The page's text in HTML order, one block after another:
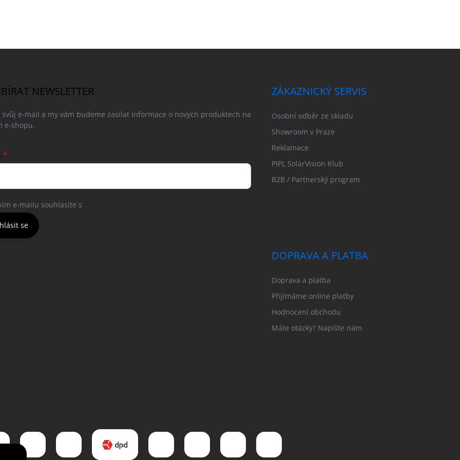
NEWSLETTER
svůj e-mail a my vám budeme zasílat informace o nových produktech na
e-shopu.
e-mailu souhlasíte s
se
ZÁKAZNICKÝ SERVIS
Osobní odběr ze skladu
Showroom v Praze
Reklamace
PIPL SolarVision Klub
B2B / Partnerský program
DOPRAVA A PLATBA
Doprava a platba
Přijímáme online platby
Hodnocení obchodu
Máte otázky? Napište nám